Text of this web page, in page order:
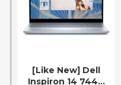
[Like New] Dell
Inspiron 14 7440